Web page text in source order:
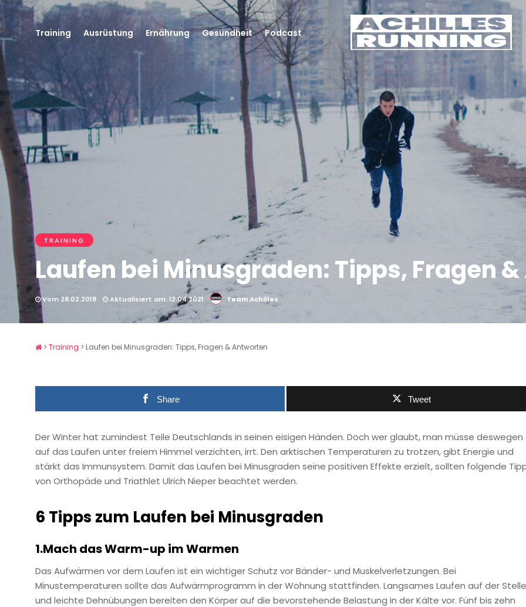
Training Ausrüstung Ernährung Gesundheit Podcast
TRAINING
Laufen bei Minusgraden: Tipps, Fragen
Vom 28.02.2018 Aktualisiert am: 12.04.2021
Team Achilles
> Training > Laufen bei Minusgraden: Tipps, Fragen & Antworten
Share Tweet
Der Winter hat zumindest Teile Deutschlands in seinen eisigen Händen. Doch wer glaubt, man müsse deswegen
auf das Laufen unter freiem Himmel verzichten, irrt. Den arktischen Temperaturen zu trotzen, gibt Energie und
stärkt das Immunsystem. Damit das Laufen bei Minusgraden seine positiven Effekte erzielt, sollten folgende
von Orthopäde und Triathlet Ulrich Nieper beachtet werden.
6 Tipps zum Laufen bei Minusgraden
1.Mach das Warm-up im Warmen
Das Aufwärmen vor dem Laufen ist ein wichtiger Schutz vor Bänder- und Muskelverletzungen. Bei
Minustemperaturen sollte das Aufwärmprogramm in der Wohnung stattfinden. Langsames Laufen auf der Stelle
und leichte Dehnübungen bereiten den Körper auf die bevorstehende Belastung in der Kälte vor. Fünf bis zehn